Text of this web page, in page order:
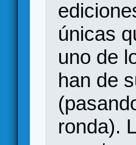
únicas
uno de
han de
ronda).